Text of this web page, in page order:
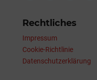
Rechtliches
Impressum
Cookie-Richtlinie
Datenschutzerklärung